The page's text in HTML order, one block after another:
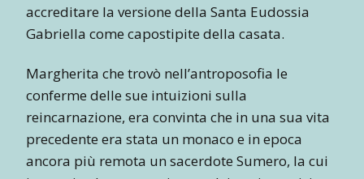
accreditare la versione della Santa Eudossia
Gabriella come capostipite della casata.
Margherita che trovò nell’antroposofia le
conferme delle sue intuizioni sulla
reincarnazione, era convinta che in una sua vita
precedente era stata un monaco e in epoca
ancora più remota un sacerdote Sumero, la cui